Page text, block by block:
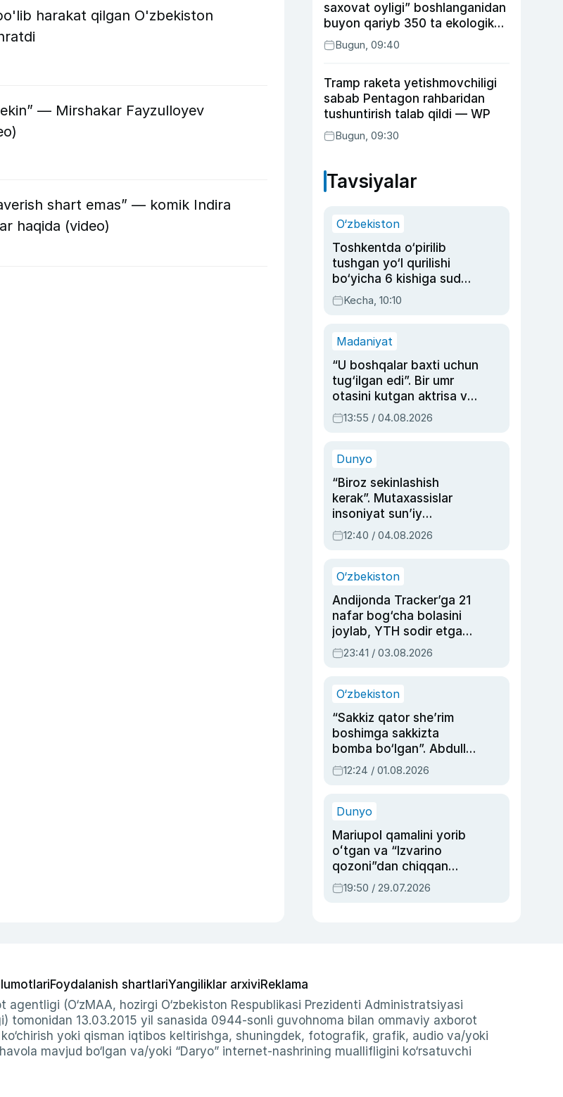
harakat qilgan O'zbekiston
— Mirshakar Fayzulloyev
shart emas” — komik Indira
haqida (video)
saxovat oyligi” boshlanganidan
buyon qariyb 350 ta ekologik
huquqbuzarlik aniqlandi
Bugun, 09:40
Tramp raketa yetishmovchiligi
sabab Pentagon rahbaridan
tushuntirish talab qildi — WP
Bugun, 09:30
Tavsiyalar
O‘zbekiston
Toshkentda o‘pirilib
tushgan yo‘l qurilishi
bo‘yicha 6 kishiga sud
hukmi o‘qildi
Kecha, 10:10
Madaniyat
“U boshqalar baxti uchun
tug‘ilgan edi”. Bir umr
otasini kutgan aktrisa va
dublyaj ustasi Rimma
Ahmedovaning
13:55 / 04.08.2026
Dunyo
“Biroz sekinlashish
kerak”. Mutaxassislar
insoniyat sun’iy
intellektni boshqara
olmay qolishidan xavotir
12:40 / 04.08.2026
O‘zbekiston
Andijonda Tracker’ga 21
nafar bog‘cha bolasini
joylab, YTH sodir etgan
ayolga sud hukmi o‘qildi
23:41 / 03.08.2026
O‘zbekiston
“Sakkiz qator she’rim
boshimga sakkizta
bomba bo‘lgan”. Abdulla
Oripovni siyosiy
ayblovlardan asrab
12:24 / 01.08.2026
Dunyo
Mariupol qamalini yorib
oʻtgan va “Izvarino
qozoni”dan chiqqan
qahramon — Ukraina
armiyasi bosh
19:50 / 29.07.2026
Foydalanish shartlariYangiliklar arxiviReklama
(O‘zMAA, hozirgi O‘zbekiston Respublikasi Prezidenti Administratsiyasi
13.03.2015 yil sanasida 0944-sonli guvohnoma bilan ommaviy axborot
yoki qisman iqtibos keltirishga, shuningdek, fotografik, grafik, audio va/yoki
mavjud bo‘lgan va/yoki “Daryo” internet-nashrining muallifligini ko‘rsatuvchi